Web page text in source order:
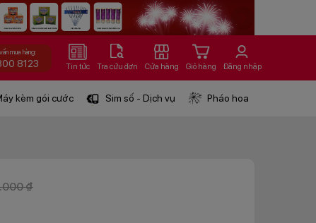
mua hàng:
8123 Tin tức Tra cứu đơn Cửa hàng Giỏ hàng Đăng nhập
kèm gói cước Sim số - Dịch vụ Pháo hoa
₫